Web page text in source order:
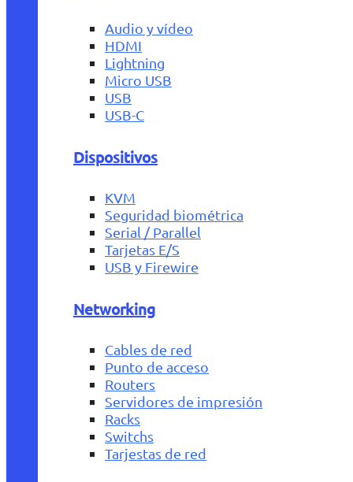
Audio y vídeo
HDMI
Lightning
Micro USB
USB
USB-C
Dispositivos
KVM
Seguridad biométrica
Serial / Parallel
Tarjetas E/S
USB y Firewire
Networking
Cables de red
Punto de acceso
Routers
Servidores de impresión
Racks
Switchs
Tarjestas de red